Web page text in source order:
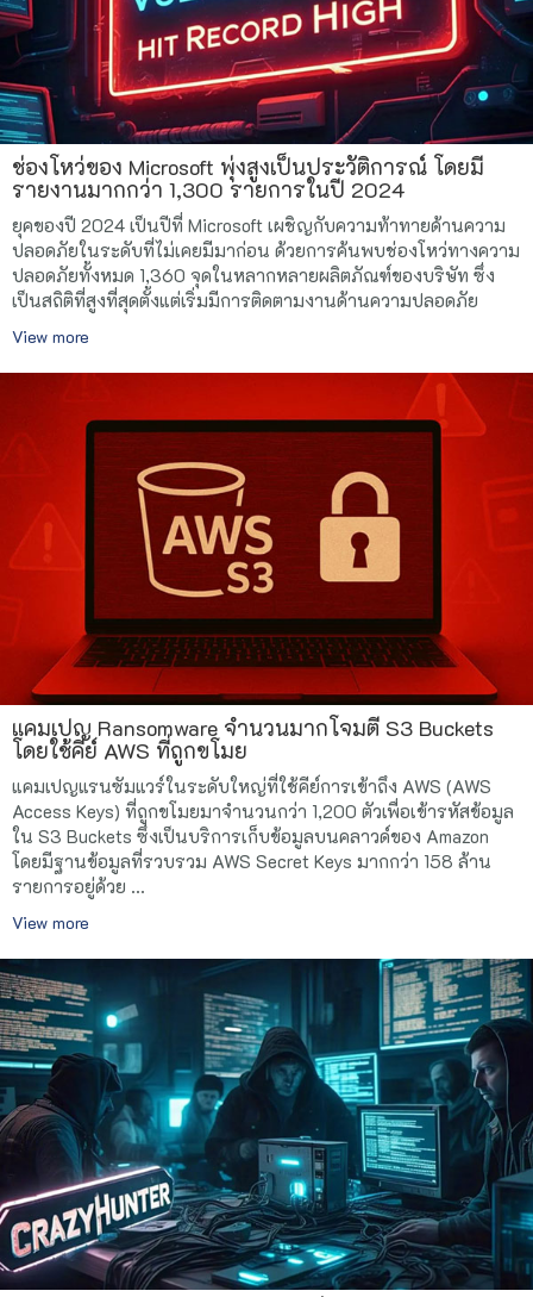
ช่องโหว่ของ Microsoft พุ่งสูงเป็นประวัติการณ์ โดยมี
รายงานมากกว่า 1,300 รายการในปี 2024
ยุคของปี 2024 เป็นปีที่ Microsoft เผชิญกับความท้าทายด้านความ
ปลอดภัยในระดับที่ไม่เคยมีมาก่อน ด้วยการค้นพบช่องโหว่ทางความ
ปลอดภัยทั้งหมด 1,360 จุดในหลากหลายผลิตภัณฑ์ของบริษัท ซึ่ง
เป็นสถิติที่สูงที่สุดตั้งแต่เริ่มมีการติดตามงานด้านความปลอดภัย
View more
แคมเปญ Ransomware จำนวนมากโจมตี S3 Buckets
โดยใช้คีย์ AWS ที่ถูกขโมย
แคมเปญแรนซัมแวร์ในระดับใหญ่ที่ใช้คีย์การเข้าถึง AWS (AWS
Access Keys) ที่ถูกขโมยมาจำนวนกว่า 1,200 ตัวเพื่อเข้ารหัสข้อมูล
ใน S3 Buckets ซึ่งเป็นบริการเก็บข้อมูลบนคลาวด์ของ Amazon
โดยมีฐานข้อมูลที่รวบรวม AWS Secret Keys มากกว่า 158 ล้าน
รายการอยู่ด้วย ...
View more